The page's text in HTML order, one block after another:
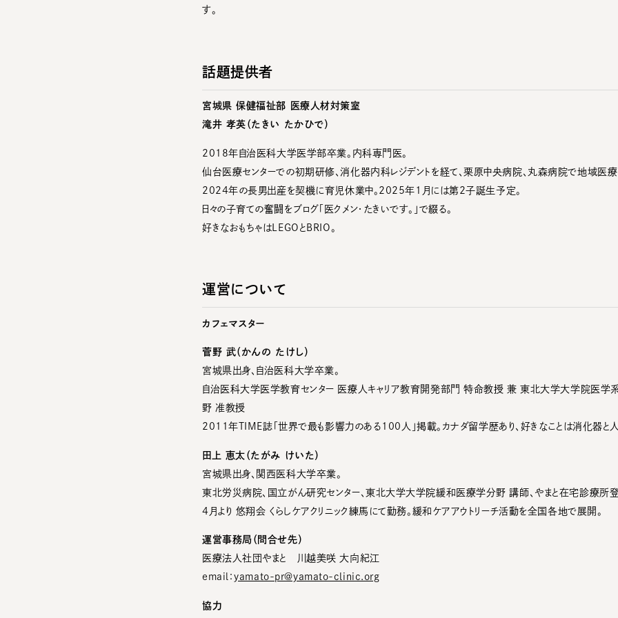
す。
話題提供者
宮城県 保健福祉部 医療人材対策室
滝井 孝英（たきい たかひで）
2018年自治医科大学医学部卒業。内科専門医。
仙台医療センターでの初期研修、消化器内科レジデントを経て、栗原中央病院、丸森病院で地域医療
2024年の長男出産を契機に育児休業中。2025年1月には第2子誕生予定。
日々の子育ての奮闘をブログ「医クメン・たきいです。」で綴る。
好きなおもちゃはLEGOとBRIO。
運営について
カフェマスター
菅野 武（かんの たけし）
宮城県出身、自治医科大学卒業。
自治医科大学医学教育センター 医療人キャリア教育開発部門 特命教授 兼 東北大学大学院医
野 准教授
2011年TIME誌「世界で最も影響力のある100人」掲載。カナダ留学歴あり、好きなことは消化器と
田上 恵太（たがみ けいた）
宮城県出身、関西医科大学卒業。
東北労災病院、国立がん研究センター、東北大学大学院緩和医療学分野 講師、やまと在宅診療所
4月より 悠翔会 くらしケアクリニック練馬にて勤務。緩和ケアアウトリーチ活動を全国各地で展開。
運営事務局（問合せ先）
医療法人社団やまと 川越美咲 大向紀江
email：yamato-pr@yamato-clinic.org
協力